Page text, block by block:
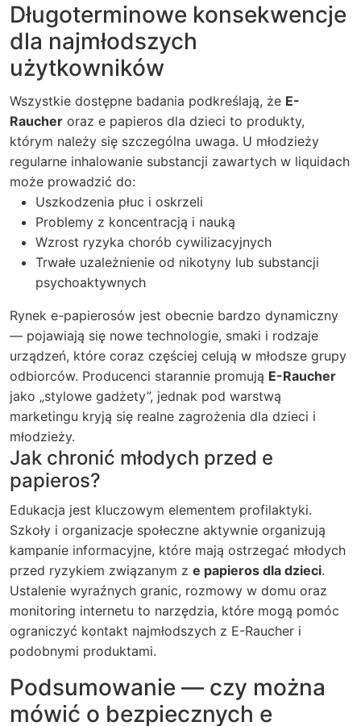
Długoterminowe konsekwencje
dla najmłodszych
użytkowników
Wszystkie dostępne badania podkreślają, że E-
Raucher oraz e papieros dla dzieci to produkty,
którym należy się szczególna uwaga. U młodzieży
regularne inhalowanie substancji zawartych w liquidach
może prowadzić do:
Uszkodzenia płuc i oskrzeli
Problemy z koncentracją i nauką
Wzrost ryzyka chorób cywilizacyjnych
Trwałe uzależnienie od nikotyny lub substancji
psychoaktywnych
Rynek e-papierosów jest obecnie bardzo dynamiczny
— pojawiają się nowe technologie, smaki i rodzaje
urządzeń, które coraz częściej celują w młodsze grupy
odbiorców. Producenci starannie promują E-Raucher
jako „stylowe gadżety”, jednak pod warstwą
marketingu kryją się realne zagrożenia dla dzieci i
młodzieży.
Jak chronić młodych przed e
papieros?
Edukacja jest kluczowym elementem profilaktyki.
Szkoły i organizacje społeczne aktywnie organizują
kampanie informacyjne, które mają ostrzegać młodych
przed ryzykiem związanym z e papieros dla dzieci.
Ustalenie wyraźnych granic, rozmowy w domu oraz
monitoring internetu to narzędzia, które mogą pomóc
ograniczyć kontakt najmłodszych z E-Raucher i
podobnymi produktami.
Podsumowanie — czy można
mówić o bezpiecznych e